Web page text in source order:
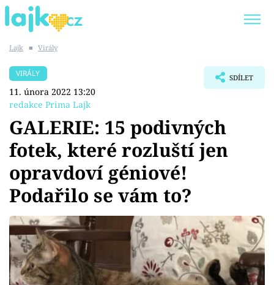
SHOPAHOLICADEL
Témata
Showbyznys
Youtubeři
Virály
Sex a vztahy
Lajk ■ Virály
VIRÁLY
11. února 2022 13:20
redakce Prima Lajk
SDÍLET
GALERIE: 15 podivných
fotek, které rozluští jen
opravdoví géniové!
Podařilo se vám to?